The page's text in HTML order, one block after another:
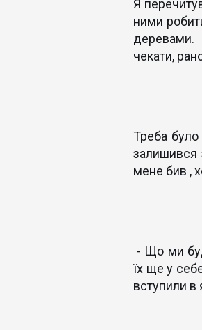
Я
ними
деревами.
чекати,
Треба було
залишився
мене бив ,
- Що ми
їх ще у
вступили в